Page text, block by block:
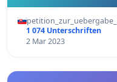
1 074 Unterschriften
2 Mar 2023